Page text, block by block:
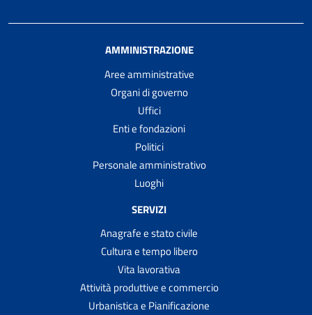
AMMINISTRAZIONE
Aree amministrative
Organi di governo
Uffici
Enti e fondazioni
Politici
Personale amministrativo
Luoghi
SERVIZI
Anagrafe e stato civile
Cultura e tempo libero
Vita lavorativa
Attività produttive e commercio
Urbanistica e Pianificazione